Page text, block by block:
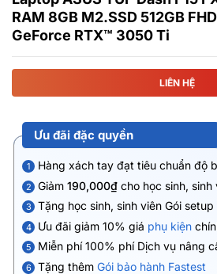
RAM 8GB M2.SSD 512GB
GeForce RTX™ 3050 Ti
LIÊN HỆ
Ưu đãi đặc quyền
1 Hàng xách tay đạt tiêu chuẩn độ
2 Giảm 190,000₫ cho học sinh,
3 Tặng học sinh, sinh viên Gói
4 Ưu đãi giảm 10% giá phụ kiện
5 Miễn phí 100% phí Dịch vụ nâng
6 Tặng thêm Gói bảo hành Fastest